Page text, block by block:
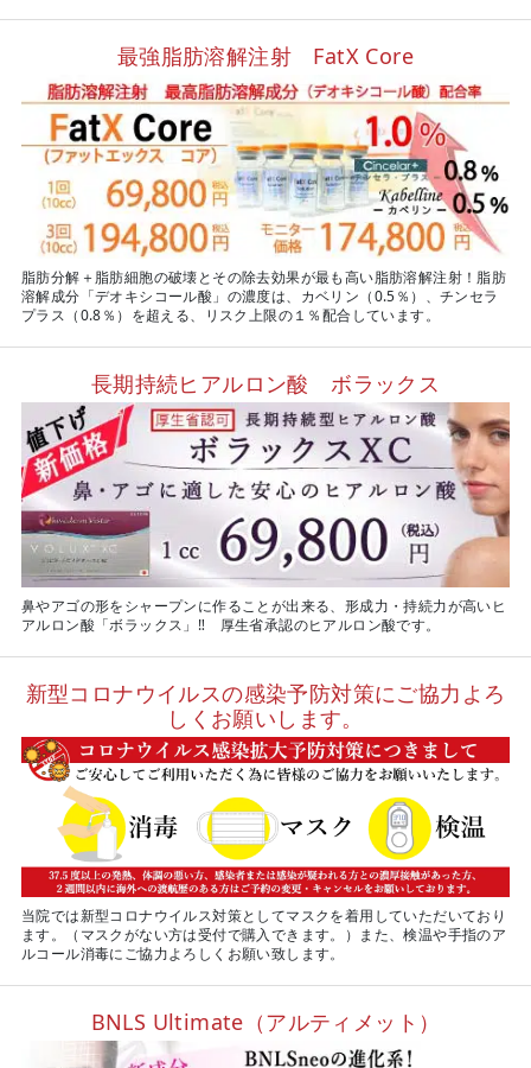
最強脂肪溶解注射 FatX Core
脂肪分解＋脂肪細胞の破壊とその除去効果が最も高い脂肪溶解注射！脂肪
溶解成分「デオキシコール酸」の濃度は、カベリン（0.5％）、チンセラ
プラス（0.8％）を超える、リスク上限の１％配合しています。
長期持続ヒアルロン酸 ボラックス
鼻やアゴの形をシャープンに作ることが出来る、形成力・持続力が高いヒ
アルロン酸「ボラックス」‼ 厚生省承認のヒアルロン酸です。
新型コロナウイルスの感染予防対策にご協力よろ
しくお願いします。
当院では新型コロナウイルス対策としてマスクを着用していただいており
ます。（マスクがない方は受付で購入できます。）また、検温や手指のア
ルコール消毒にご協力よろしくお願い致します。
BNLS Ultimate（アルティメット）